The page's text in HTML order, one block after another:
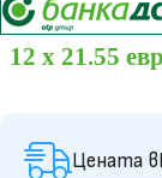
12 x 21.55
Цената